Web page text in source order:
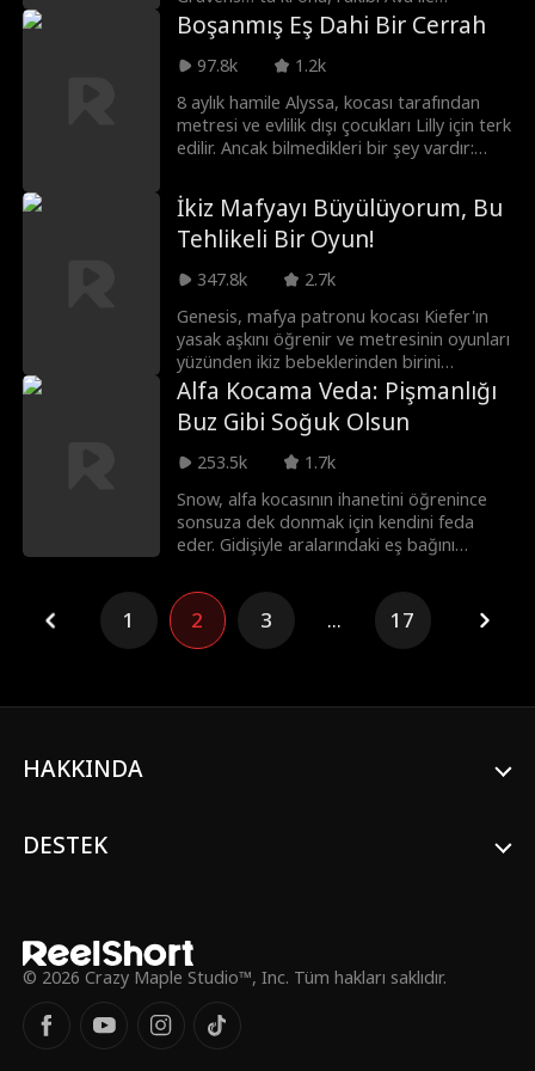
aldattığını yakalayana kadar. Paramparça
olan Ella, kendini Noah’nın kardeşi,
Crescent Sürüsü’nün yeni dönen Alfası
çocukluğundan beri Ella’yı sevmektedir ve
onun kaderinde yazılı eşi olduğunu
bilmektedir. Ancak kıskanç rakipler, kin
dünya varken, Ella ve Liam kaderlerinde
yazılı bu aşka gerçekten sarılabilecek
midir?
Boşanmış Eş Dahi Bir Cerrah
97.8k
1.2k
8 aylık hamile Alyssa, kocası tarafından
metresi ve evlilik dışı çocukları Lilly için terk
edilir. Ancak bilmedikleri bir şey vardır:
ve dünyada Lilly'yi kurtarabilecek tek kalp
cerrahı olan Dr. Jane Davenport'tur.
İkiz Mafyayı Büyülüyorum, Bu
Tehlikeli Bir Oyun!
347.8k
2.7k
Genesis, mafya patronu kocası Kiefer'ın
yasak aşkını öğrenir ve metresinin oyunları
yüzünden ikiz bebeklerinden birini
kaybeder. Onu polise ihbar edip
hamileyken kaçar. Yedi yıl sonra sokakta
Kiefer ile karşılaşır. Gözü dönmüş kocasının
onu öldüreceğini sanır ama Kiefer onu
zorla eve götürdüğünde gerçeği anlar:
Yedi yıl önce yaşananlar sadece bir yanlış
anlaşılmadır. Acımasız mafya patronu
Kiefer O'Reilly'nin tek bir amacı vardır:
Alfa Kocama Veda: Pişmanlığı
Buz Gibi Soğuk Olsun
253.5k
1.7k
Snow, alfa kocasının ihanetini öğrenince
sonsuza dek donmak için kendini feda
eder. Gidişiyle aralarındaki eş bağını
pişmanlığı onun yeni ebedi eşi yapacaktır!
Peki onu geri getirmek için kocası neleri
göze alacak?
1 2 3 ... 17
HAKKINDA
DESTEK
© 2026 Crazy Maple Studio™, Inc. Tüm hakları saklıdır.